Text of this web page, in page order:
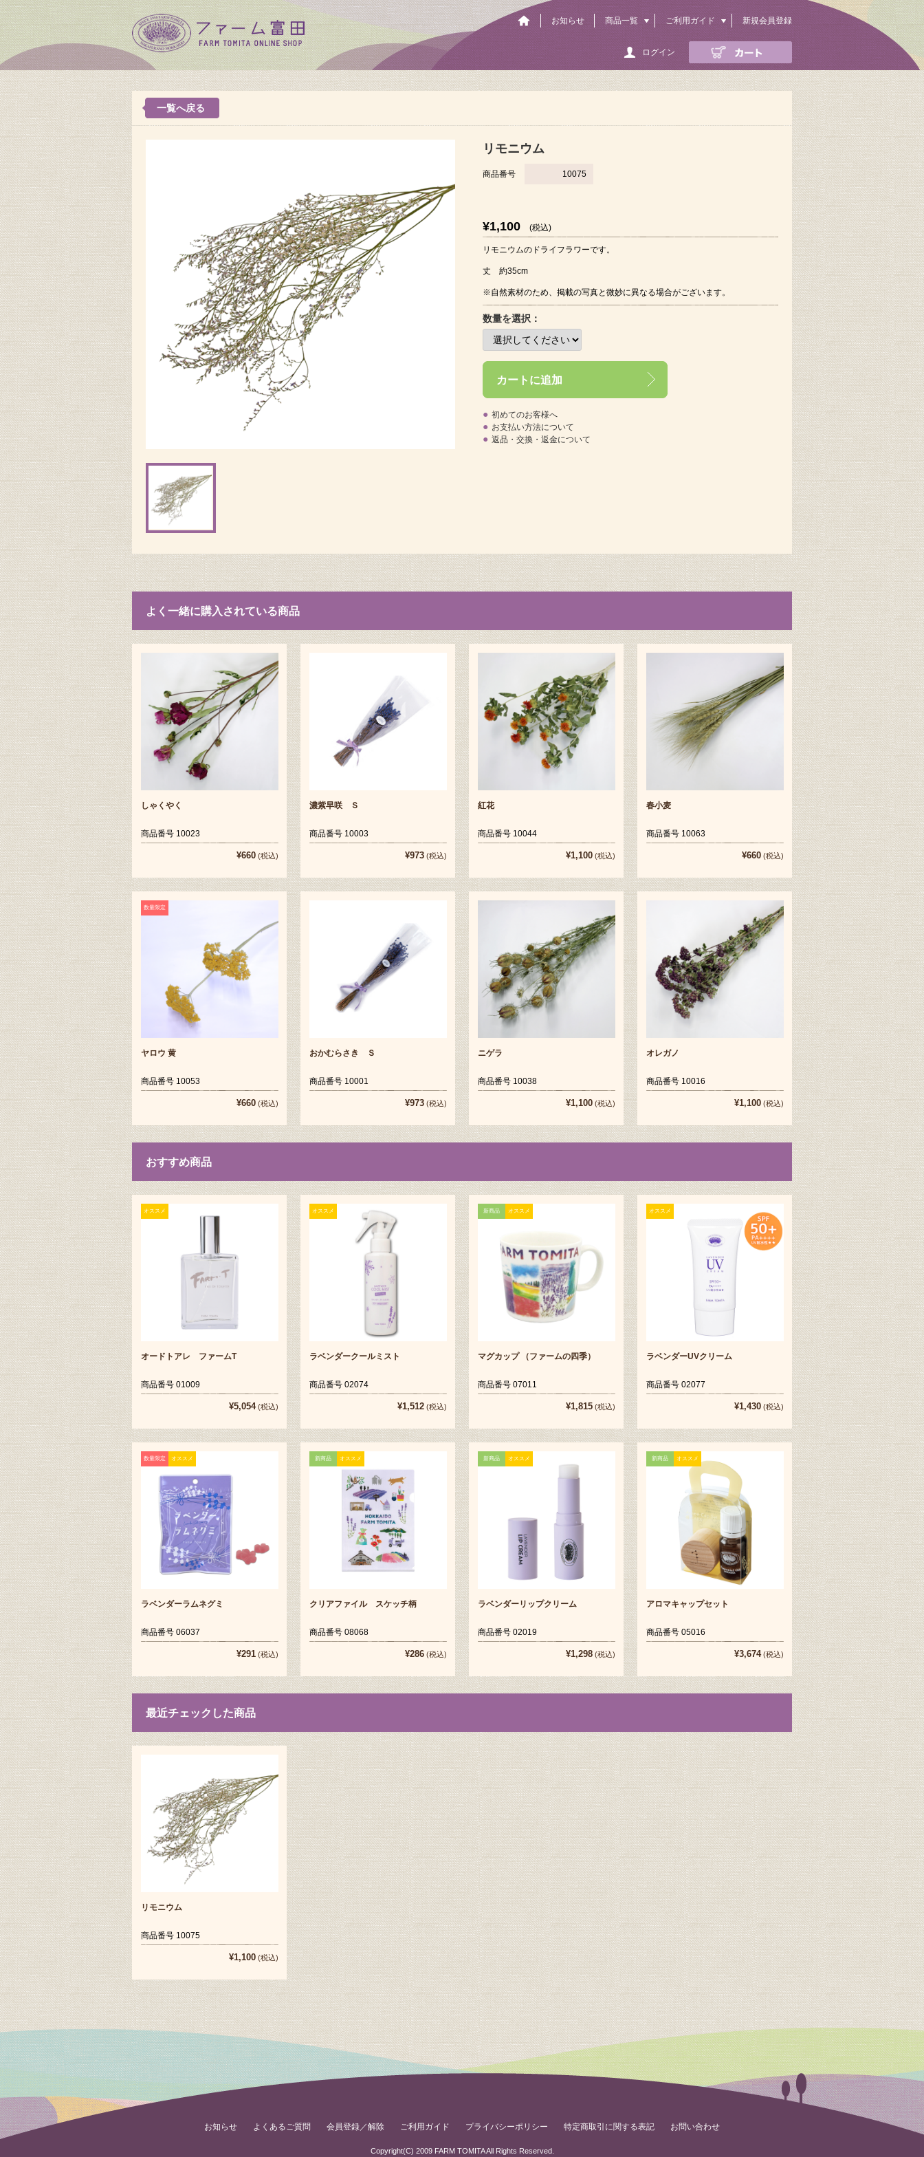
お知らせ 商品一覧 ご利用ガイド 新規会員登録
ログイン
一覧へ戻る
リモニウム
商品番号 10075
¥1,100 (税込)
リモニウムのドライフラワーです。
丈 約35cm
※自然素材のため、掲載の写真と微妙に異なる場合がございます。
数量を選択：
カートに追加
● 初めてのお客様へ
● お支払い方法について
● 返品・交換・返金について
よく一緒に購入されている商品
しゃくやく
商品番号 10023
¥660 (税込)
濃紫早咲 Ｓ
商品番号 10003
¥973 (税込)
紅花
商品番号 10044
¥1,100 (税込)
春小麦
商品番号 10063
¥660 (税込)
数量限定
ヤロウ 黄
商品番号 10053
¥660 (税込)
おかむらさき Ｓ
商品番号 10001
¥973 (税込)
ニゲラ
商品番号 10038
¥1,100 (税込)
オレガノ
商品番号 10016
¥1,100 (税込)
おすすめ商品
オススメ
オードトアレ ファームT
商品番号 01009
¥5,054(税込)
オススメ
ラベンダークールミスト
商品番号 02074
¥1,512 (税込)
新商品 オススメ
マグカップ （ファームの四季）
商品番号 07011
¥1,815 (税込)
オススメ
ラベンダーUVクリーム
商品番号 02077
¥1,430 (税込)
数量限定 オススメ
ラベンダーラムネグミ
商品番号 06037
¥291 (税込)
新商品 オススメ
クリアファイル スケッチ柄
商品番号 08068
¥286 (税込)
新商品 オススメ
ラベンダーリップクリーム
商品番号 02019
¥1,298 (税込)
新商品 オススメ
アロマキャップセット
商品番号 05016
¥3,674(税込)
最近チェックした商品
リモニウム
商品番号 10075
¥1,100 (税込)
お知らせ よくあるご質問 会員登録／解除 ご利用ガイド プライバシーポリシー 特定商取引に関する表記 お問い合わせ
Copyright(C) 2009 FARM TOMITA All Rights Reserved.